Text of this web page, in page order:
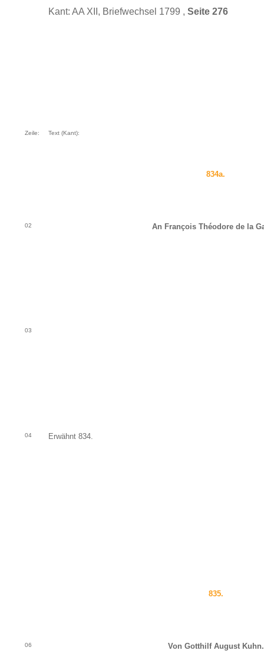
Kant: AA XII, Briefwechsel 1799 , Seite 276
Zeile: Text (Kant):
834a.
02 An François Théodore de la
03
04 Erwähnt 834.
835.
06 Von Gotthilf August Kuhn.